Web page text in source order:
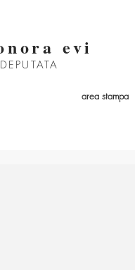
evi
DEPUTATA
area stampa